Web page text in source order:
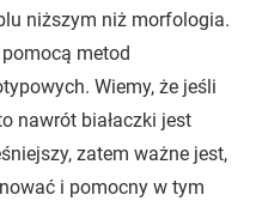
niższym niż morfologia.
metod
Wiemy, że jeśli
nawrót białaczki jest
zatem ważne jest,
i pomocny w tym